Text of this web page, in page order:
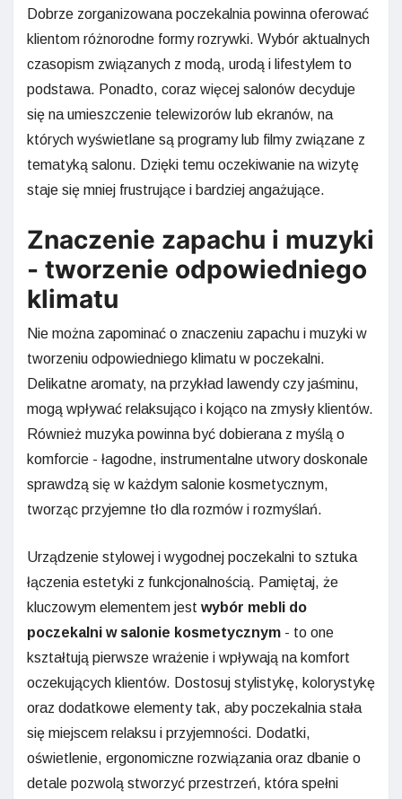
Dobrze zorganizowana poczekalnia powinna oferować
klientom różnorodne formy rozrywki. Wybór aktualnych
czasopism związanych z modą, urodą i lifestylem to
podstawa. Ponadto, coraz więcej salonów decyduje
się na umieszczenie telewizorów lub ekranów, na
których wyświetlane są programy lub filmy związane z
tematyką salonu. Dzięki temu oczekiwanie na wizytę
staje się mniej frustrujące i bardziej angażujące.
Znaczenie zapachu i muzyki
- tworzenie odpowiedniego
klimatu
Nie można zapominać o znaczeniu zapachu i muzyki w
tworzeniu odpowiedniego klimatu w poczekalni.
Delikatne aromaty, na przykład lawendy czy jaśminu,
mogą wpływać relaksująco i kojąco na zmysły klientów.
Również muzyka powinna być dobierana z myślą o
komforcie - łagodne, instrumentalne utwory doskonale
sprawdzą się w każdym salonie kosmetycznym,
tworząc przyjemne tło dla rozmów i rozmyślań.
Urządzenie stylowej i wygodnej poczekalni to sztuka
łączenia estetyki z funkcjonalnością. Pamiętaj, że
kluczowym elementem jest wybór mebli do
poczekalni w salonie kosmetycznym - to one
kształtują pierwsze wrażenie i wpływają na komfort
oczekujących klientów. Dostosuj stylistykę, kolorystykę
oraz dodatkowe elementy tak, aby poczekalnia stała
się miejscem relaksu i przyjemności. Dodatki,
oświetlenie, ergonomiczne rozwiązania oraz dbanie o
detale pozwolą stworzyć przestrzeń, która spełni